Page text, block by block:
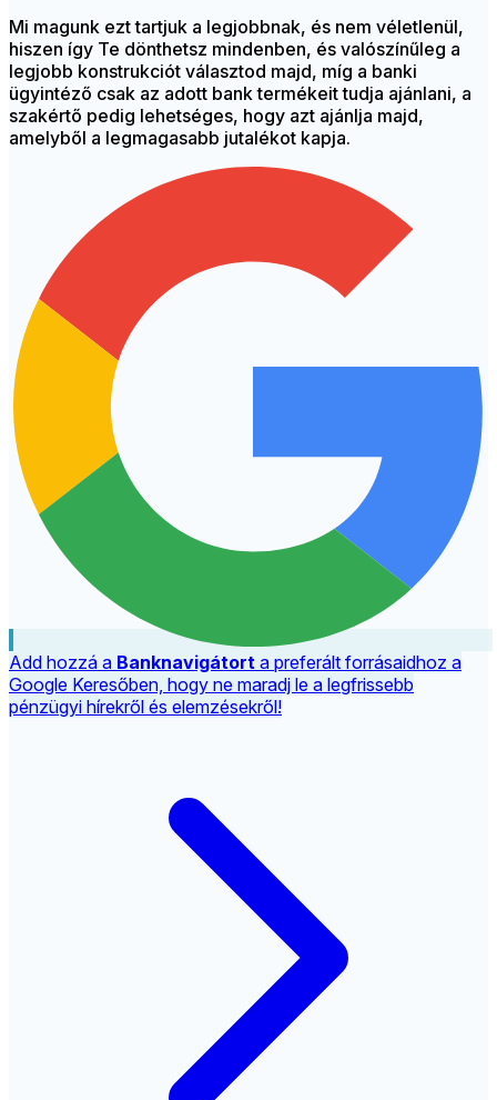
Mi magunk ezt tartjuk a legjobbnak, és nem véletlenül,
hiszen így Te dönthetsz mindenben, és valószínűleg a
legjobb konstrukciót választod majd, míg a banki
ügyintéző csak az adott bank termékeit tudja ajánlani, a
szakértő pedig lehetséges, hogy azt ajánlja majd,
amelyből a legmagasabb jutalékot kapja.
Add hozzá a Banknavigátort a preferált forrásaidhoz a
Google Keresőben, hogy ne maradj le a legfrissebb
pénzügyi hírekről és elemzésekről!